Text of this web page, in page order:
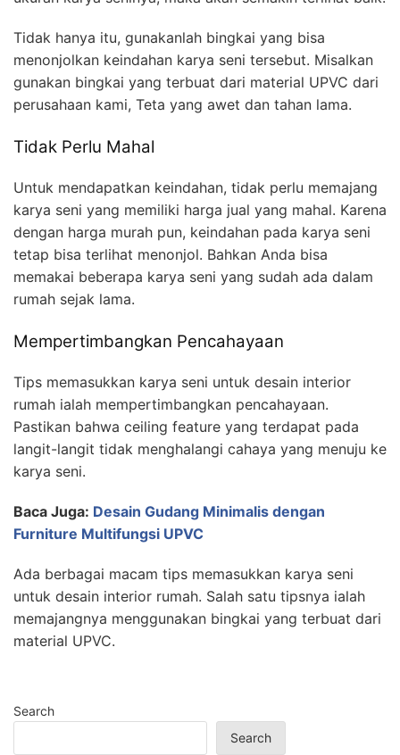
Tidak hanya itu, gunakanlah bingkai yang bisa
menonjolkan keindahan karya seni tersebut. Misalkan
gunakan bingkai yang terbuat dari material UPVC dari
perusahaan kami, Teta yang awet dan tahan lama.
Tidak Perlu Mahal
Untuk mendapatkan keindahan, tidak perlu memajang
karya seni yang memiliki harga jual yang mahal. Karena
dengan harga murah pun, keindahan pada karya seni
tetap bisa terlihat menonjol. Bahkan Anda bisa
memakai beberapa karya seni yang sudah ada dalam
rumah sejak lama.
Mempertimbangkan Pencahayaan
Tips memasukkan karya seni untuk desain interior
rumah ialah mempertimbangkan pencahayaan.
Pastikan bahwa ceiling feature yang terdapat pada
langit-langit tidak menghalangi cahaya yang menuju ke
karya seni.
Baca Juga: Desain Gudang Minimalis dengan
Furniture Multifungsi UPVC
Ada berbagai macam tips memasukkan karya seni
untuk desain interior rumah. Salah satu tipsnya ialah
memajangnya menggunakan bingkai yang terbuat dari
material UPVC.
Search
Search